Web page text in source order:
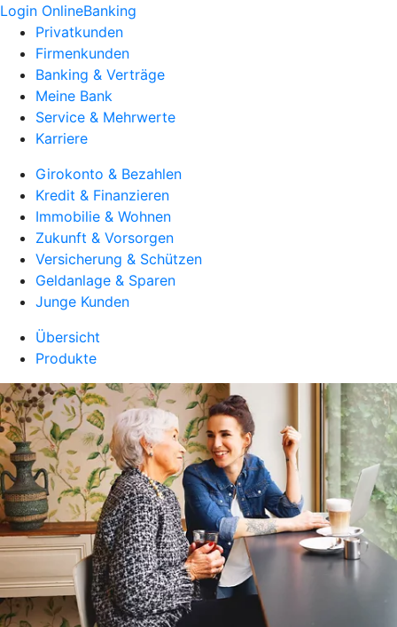
Login OnlineBanking
Privatkunden
Firmenkunden
Banking & Verträge
Meine Bank
Service & Mehrwerte
Karriere
Girokonto & Bezahlen
Kredit & Finanzieren
Immobilie & Wohnen
Zukunft & Vorsorgen
Versicherung & Schützen
Geldanlage & Sparen
Junge Kunden
Übersicht
Produkte